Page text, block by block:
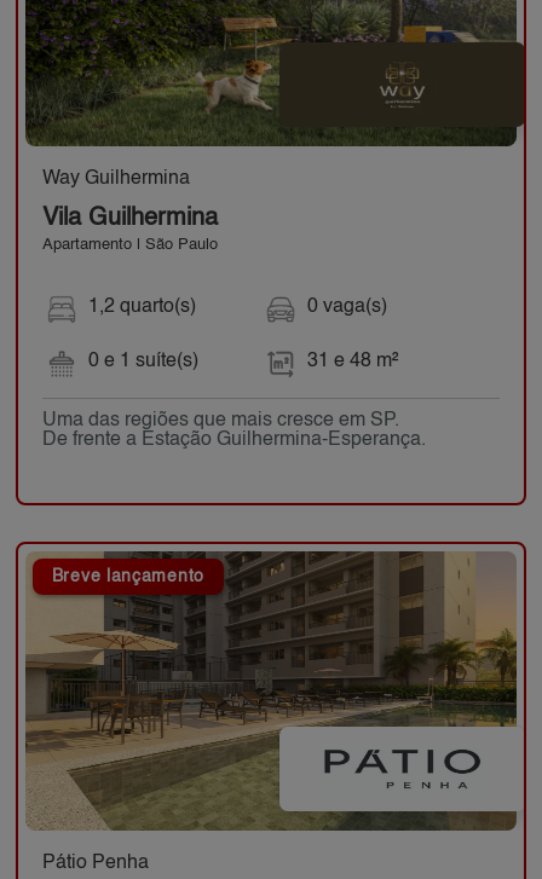
Way Guilhermina
Vila Guilhermina
Apartamento | São Paulo
1,2 quarto(s)
0 e 1 suíte(s)
0 vaga(s)
31 e 48 m²
Uma das regiões que mais cresce em SP.
De frente a Estação Guilhermina-Esperança.
Breve lançamento
Pátio Penha